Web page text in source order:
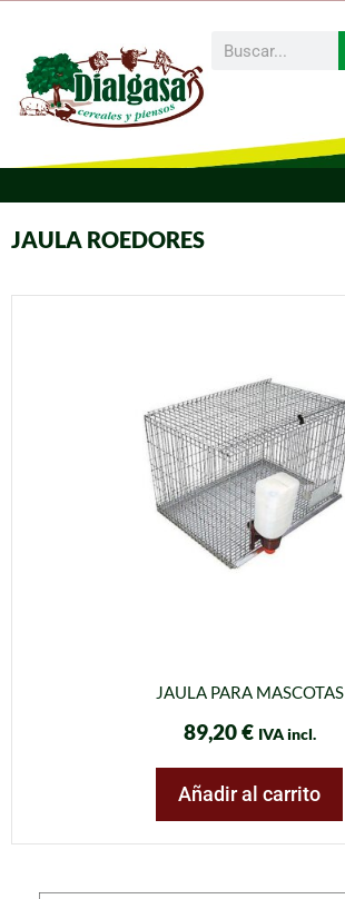
JAULA ROEDORES
JAULA PARA MASCOTAS
89,20€ IVA incl.
Añadir al carrito